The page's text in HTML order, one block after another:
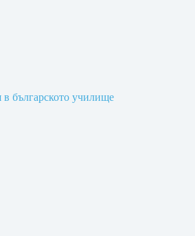
в българското училище